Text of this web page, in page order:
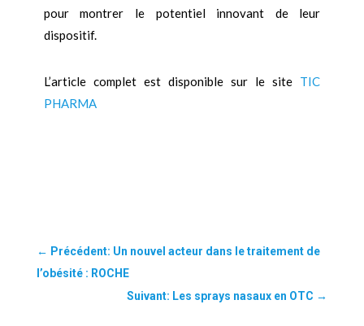
pour montrer le potentiel innovant de leur
dispositif.
L’article complet est disponible sur le site TIC
PHARMA
← Précédent: Un nouvel acteur dans le traitement de
l’obésité : ROCHE
Suivant: Les sprays nasaux en OTC →